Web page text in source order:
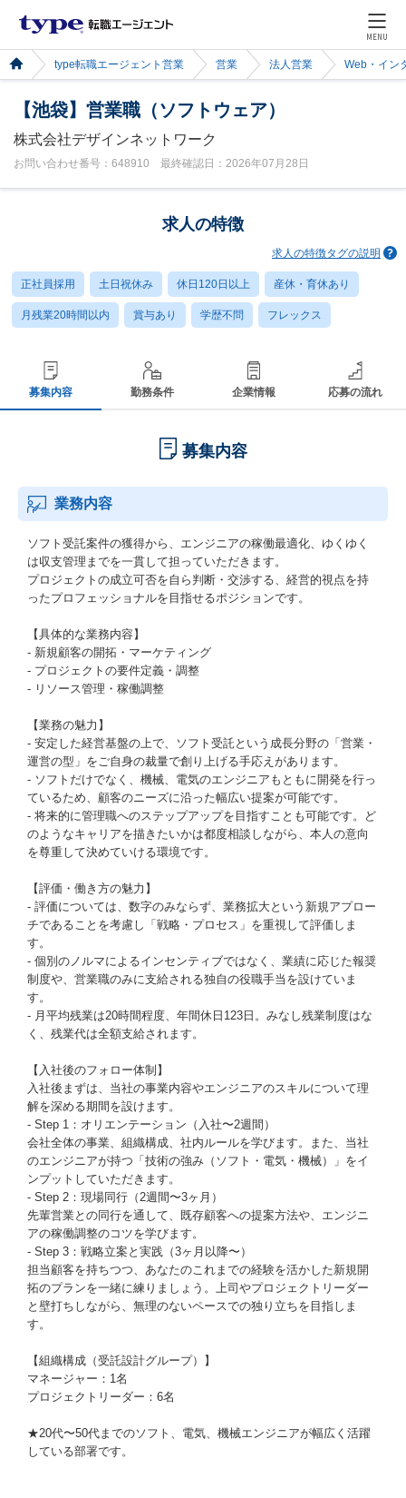
MENU
type転職エージェント営業 営業 法人営業 Web・イン
【池袋】営業職（ソフトウェア）
株式会社デザインネットワーク
お問い合わせ番号：648910 最終確認日：2026年07月28日
求人の特徴
求人の特徴タグの説明
正社員採用 土日祝休み 休日120日以上 産休・育休あり
月残業20時間以内 賞与あり 学歴不問 フレックス
募集内容 勤務条件 企業情報 応募の流れ
募集内容
業務内容
ソフト受託案件の獲得から、エンジニアの稼働最適化、ゆくゆく
は収支管理までを一貫して担っていただきます。
プロジェクトの成立可否を自ら判断・交渉する、経営的視点を持
ったプロフェッショナルを目指せるポジションです。
【具体的な業務内容】
- 新規顧客の開拓・マーケティング
- プロジェクトの要件定義・調整
- リソース管理・稼働調整
【業務の魅力】
- 安定した経営基盤の上で、ソフト受託という成長分野の「営業・
運営の型」をご自身の裁量で創り上げる手応えがあります。
- ソフトだけでなく、機械、電気のエンジニアもともに開発を行っ
ているため、顧客のニーズに沿った幅広い提案が可能です。
- 将来的に管理職へのステップアップを目指すことも可能です。ど
のようなキャリアを描きたいかは都度相談しながら、本人の意向
を尊重して決めていける環境です。
【評価・働き方の魅力】
- 評価については、数字のみならず、業務拡大という新規アプロー
チであることを考慮し「戦略・プロセス」を重視して評価しま
す。
- 個別のノルマによるインセンティブではなく、業績に応じた報奨
制度や、営業職のみに支給される独自の役職手当を設けていま
す。
- 月平均残業は20時間程度、年間休日123日。みなし残業制度はな
く、残業代は全額支給されます。
【入社後のフォロー体制】
入社後まずは、当社の事業内容やエンジニアのスキルについて理
解を深める期間を設けます。
- Step 1：オリエンテーション（入社〜2週間）
会社全体の事業、組織構成、社内ルールを学びます。また、当社
のエンジニアが持つ「技術の強み（ソフト・電気・機械）」をイ
ンプットしていただきます。
- Step 2：現場同行（2週間〜3ヶ月）
先輩営業との同行を通して、既存顧客への提案方法や、エンジニ
アの稼働調整のコツを学びます。
- Step 3：戦略立案と実践（3ヶ月以降〜）
担当顧客を持ちつつ、あなたのこれまでの経験を活かした新規開
拓のプランを一緒に練りましょう。上司やプロジェクトリーダー
と壁打ちしながら、無理のないペースでの独り立ちを目指しま
す。
【組織構成（受託設計グループ）】
マネージャー：1名
プロジェクトリーダー：6名
★20代〜50代までのソフト、電気、機械エンジニアが幅広く活躍
している部署です。